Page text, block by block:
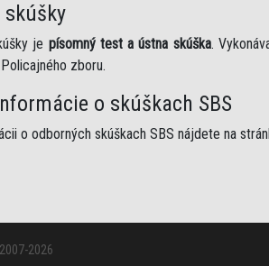
skúšky
je písomný test a ústna skúška.
zboru.
o skúškach SBS
o odborných skúškach SBS nájdete na
2026